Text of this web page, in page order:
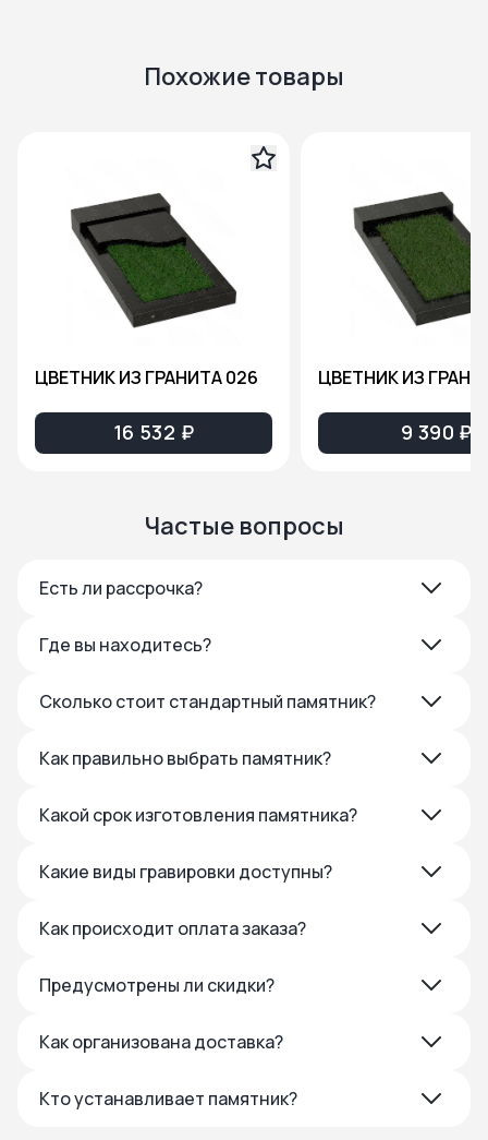
Похожие товары
ЦВЕТНИК ИЗ ГРАНИТА 026
16 532 ₽
ЦВЕТНИК ИЗ
9 390 ₽
Частые вопросы
Есть ли рассрочка?
Где вы находитесь?
Сколько стоит стандартный памятник?
Как правильно выбрать памятник?
Какой срок изготовления памятника?
Какие виды гравировки доступны?
Как происходит оплата заказа?
Предусмотрены ли скидки?
Как организована доставка?
Кто устанавливает памятник?